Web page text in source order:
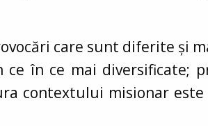
care sunt diferite și
în ce mai diversificate;
contextului misionar